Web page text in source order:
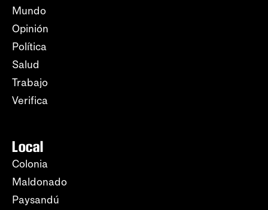
Mundo
Opinión
Política
Salud
Trabajo
Verifica
Local
Colonia
Maldonado
Paysandú